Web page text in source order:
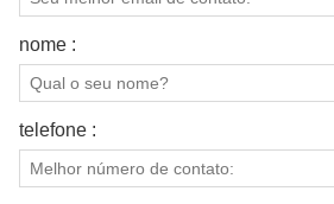
nome :
telefone :